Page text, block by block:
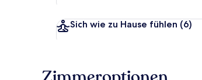
Sich wie zu Hause fühlen (6)